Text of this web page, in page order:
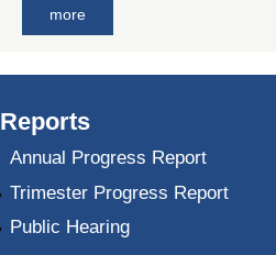
more
Reports
Annual Progress Report
Trimester Progress Report
Public Hearing